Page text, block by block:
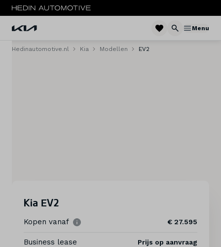
Menu
Menu
Elektrisch
Service & onderhoud
Hedinautomotive.nl Kia Modellen EV2
Kia EV2
Kopen vanaf € 27.595
Business lease Prijs op aanvraag